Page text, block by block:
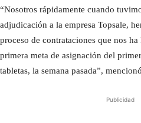
“Nosotros rápidamente cuando
adjudicación a la empresa Topsale,
proceso de contrataciones que nos
primera meta de asignación del
tabletas, la semana pasada”,
Publicidad